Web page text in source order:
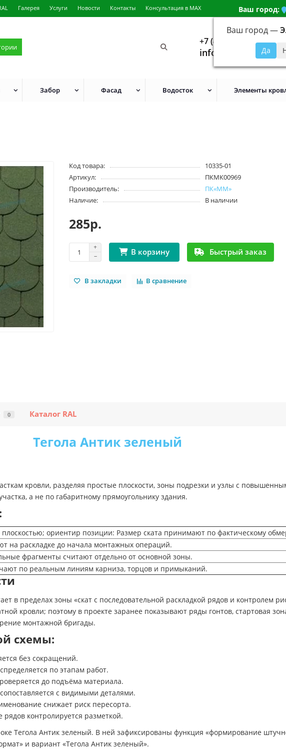
Галерея Услуги Новости Контакты Консультация в MAX Ваш город:
Ваш город —
+7 (499) 648-92-94
Забор Фасад Водосток Элементы
Код товара:
10335-01
Артикул:
ПКМК00969
Производитель:
ПК«ММ»
Наличие:
В наличии
285р.
В корзину Быстрый заказ
В закладки В сравнение
0 Каталог RAL
Тегола Антик зеленый
кровли, разделяя простые плоскости, зоны подрезки и узлы с
а не по габаритному прямоугольнику здания.
плоскостью; ориентир позиции: Размер ската принимают по фактическому
на раскладке до начала монтажных операций.
фрагменты считают отдельно от основной зоны.
по реальным линиям карниза, торцов и примыканий.
в пределах зоны «скат с последовательной раскладкой рядов и контролем
кровли; поэтому в проекте заранее показывают ряды гонтов, стартовая
монтажной бригады.
схемы:
без сокращений.
по этапам работ.
до подъёма материала.
с видимыми деталями.
снижает риск пересорта.
контролируется разметкой.
Тегола Антик зеленый. В ней зафиксированы функция «формирование
и вариант «Тегола Антик зеленый».